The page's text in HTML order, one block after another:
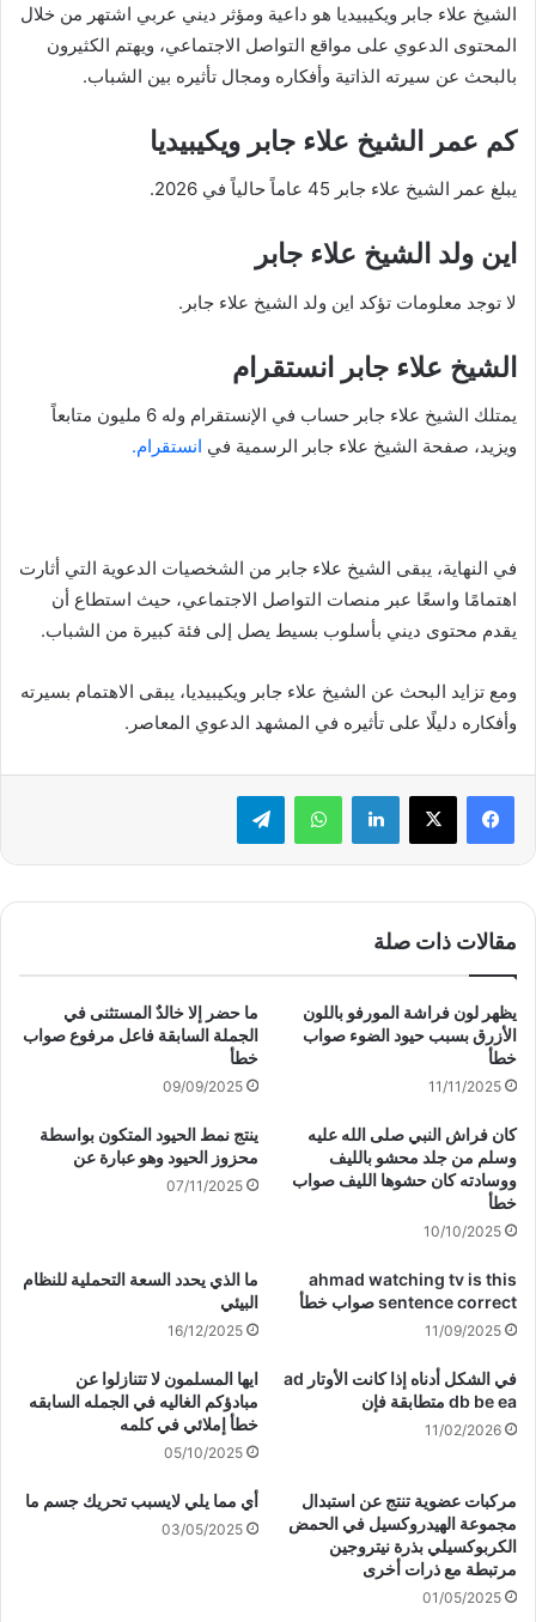
الشيخ علاء جابر ويكيبيديا هو داعية ومؤثر ديني عربي اشتهر من خلال
المحتوى الدعوي على مواقع التواصل الاجتماعي، ويهتم الكثيرون
بالبحث عن سيرته الذاتية وأفكاره ومجال تأثيره بين الشباب.
كم عمر الشيخ علاء جابر ويكيبيديا
يبلغ عمر الشيخ علاء جابر 45 عاماً حالياً في 2026.
اين ولد الشيخ علاء جابر
لا توجد معلومات تؤكد اين ولد الشيخ علاء جابر.
الشيخ علاء جابر انستقرام
يمتلك الشيخ علاء جابر حساب في الإنستقرام وله 6 مليون متابعاً
ويزيد، صفحة الشيخ علاء جابر الرسمية في انستقرام.
في النهاية، يبقى الشيخ علاء جابر من الشخصيات الدعوية التي أثارت
اهتمامًا واسعًا عبر منصات التواصل الاجتماعي، حيث استطاع أن
يقدم محتوى ديني بأسلوب بسيط يصل إلى فئة كبيرة من الشباب.
ومع تزايد البحث عن الشيخ علاء جابر ويكيبيديا، يبقى الاهتمام بسيرته
وأفكاره دليلًا على تأثيره في المشهد الدعوي المعاصر.
لينكدإن واتساب تيلقرام
مقالات ذات صلة
يظهر لون فراشة المورفو باللون
الأزرق بسبب حيود الضوء صواب
خطأ
11/11/2025
ما حضر إلا خالدٌ المستثنى في
الجملة السابقة فاعل مرفوع صواب
خطأ
09/09/2025
كان فراش النبي صلى الله عليه
وسلم من جلد محشو بالليف
ووسادته كان حشوها الليف صواب
خطأ
10/10/2025
ينتج نمط الحيود المتكون بواسطة
محزوز الحيود وهو عبارة عن
07/11/2025
ahmad watching tv is this
sentence correct صواب خطأ
11/09/2025
ما الذي يحدد السعة التحملية للنظام
البيئي
16/12/2025
في الشكل أدناه إذا كانت الأوتار ad
db be ea متطابقة فإن
11/02/2026
ايها المسلمون لا تتنازلوا عن
مبادؤكم الغاليه في الجمله السابقه
خطأ إملائي في كلمه
05/10/2025
مركبات عضوية تنتج عن استبدال
مجموعة الهيدروكسيل في الحمض
الكربوكسيلي بذرة نيتروجين
مرتبطة مع ذرات أخرى
01/05/2025
أي مما يلي لايسبب تحريك جسم ما
03/05/2025